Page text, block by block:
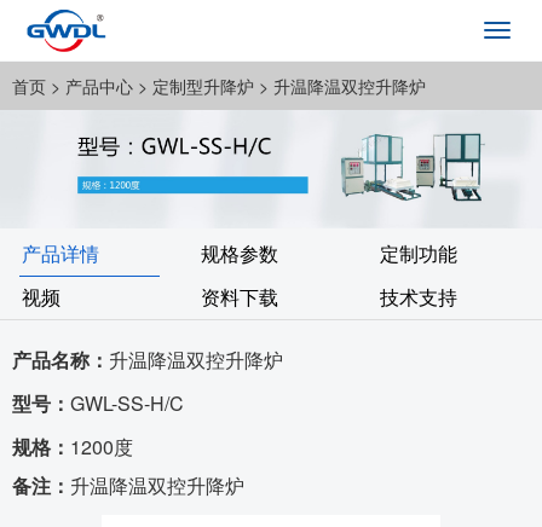
首页 > 产品中心 > 定制型升降炉 > 升温降温双控升降炉
产品详情 规格参数
定制功能
视频
资料下载 技术支持
产品名称： 升温降温双控升降炉
型号： GWL-SS-H/C
规格： 1200度
备注： 升温降温双控升降炉